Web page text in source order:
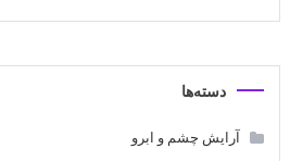
دسته‌ها
آرایش چشم و ابرو